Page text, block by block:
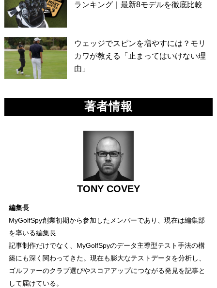
ランキング｜最新8モデルを徹底比較
ウェッジでスピンを増やすには？モリ
カワが教える「止まってはいけない理
由」
著者情報
TONY COVEY
編集長
MyGolfSpy創業初期から参加したメンバーであり、現在は編集部
を率いる編集長
記事制作だけでなく、MyGolfSpyのデータ主導型テスト手法の構
築にも深く関わってきた。現在も膨大なテストデータを分析し、
ゴルファーのクラブ選びやスコアアップにつながる発見を記事と
して届けている。